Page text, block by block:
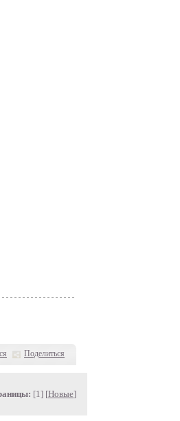
Поделиться
[1] [Новые]